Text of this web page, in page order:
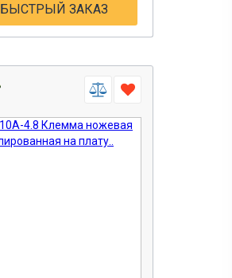
БЫСТРЫЙ ЗАКАЗ